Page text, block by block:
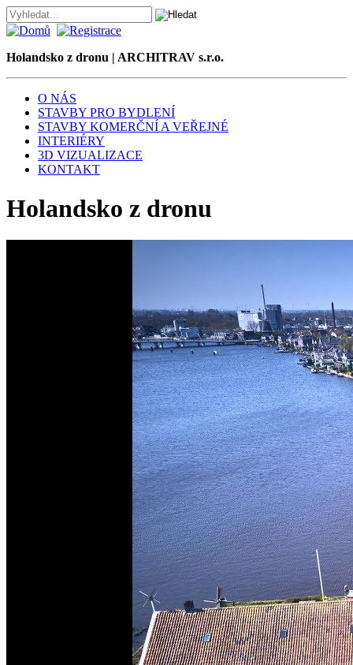
Holandsko z dronu | ARCHITRAV s.r.o.
O NÁS
STAVBY PRO BYDLENÍ
STAVBY KOMERČNÍ A VEŘEJNÉ
INTERIÉRY
3D VIZUALIZACE
KONTAKT
Holandsko z dronu